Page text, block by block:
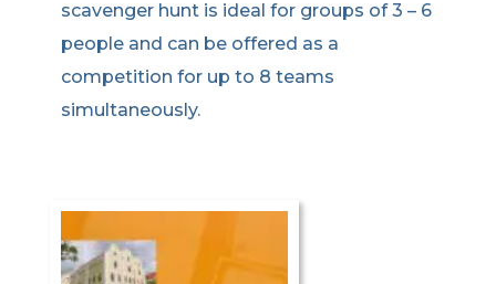
scavenger hunt is ideal for groups of 3 – 6
people and can be offered as a
competition for up to 8 teams
simultaneously.